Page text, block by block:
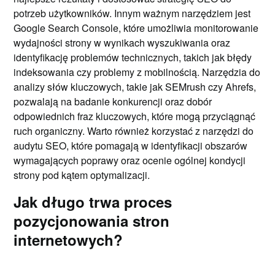
potrzeb użytkowników. Innym ważnym narzędziem jest
Google Search Console, które umożliwia monitorowanie
wydajności strony w wynikach wyszukiwania oraz
identyfikację problemów technicznych, takich jak błędy
indeksowania czy problemy z mobilnością. Narzędzia do
analizy słów kluczowych, takie jak SEMrush czy Ahrefs,
pozwalają na badanie konkurencji oraz dobór
odpowiednich fraz kluczowych, które mogą przyciągnąć
ruch organiczny. Warto również korzystać z narzędzi do
audytu SEO, które pomagają w identyfikacji obszarów
wymagających poprawy oraz ocenie ogólnej kondycji
strony pod kątem optymalizacji.
Jak długo trwa proces
pozycjonowania stron
internetowych?